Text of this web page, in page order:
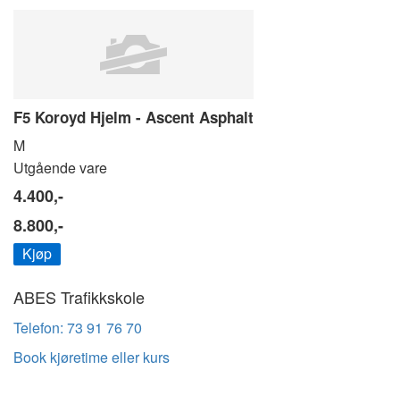
F5 Koroyd Hjelm - Ascent Asphalt
M
Utgående vare
4.400,-
8.800,-
Kjøp
ABES Trafikkskole
Telefon: 73 91 76 70
Book kjøretime eller kurs